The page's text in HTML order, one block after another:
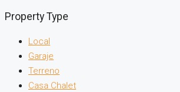
Property Type
Local
Garaje
Terreno
Casa Chalet